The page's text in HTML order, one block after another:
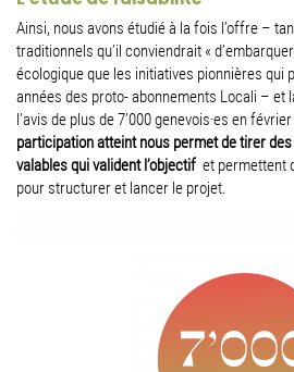
Ainsi, nous avons étudié à la fois l’offre –
traditionnels qu’il conviendrait «
écologique que les initiatives pionnières qui
années des proto- abonnements Locali – et
l’avis de plus de 7’000 genevois·es en
participation atteint nous permet de tirer
valables qui valident l’objectif et permettent
pour structurer et lancer le projet.